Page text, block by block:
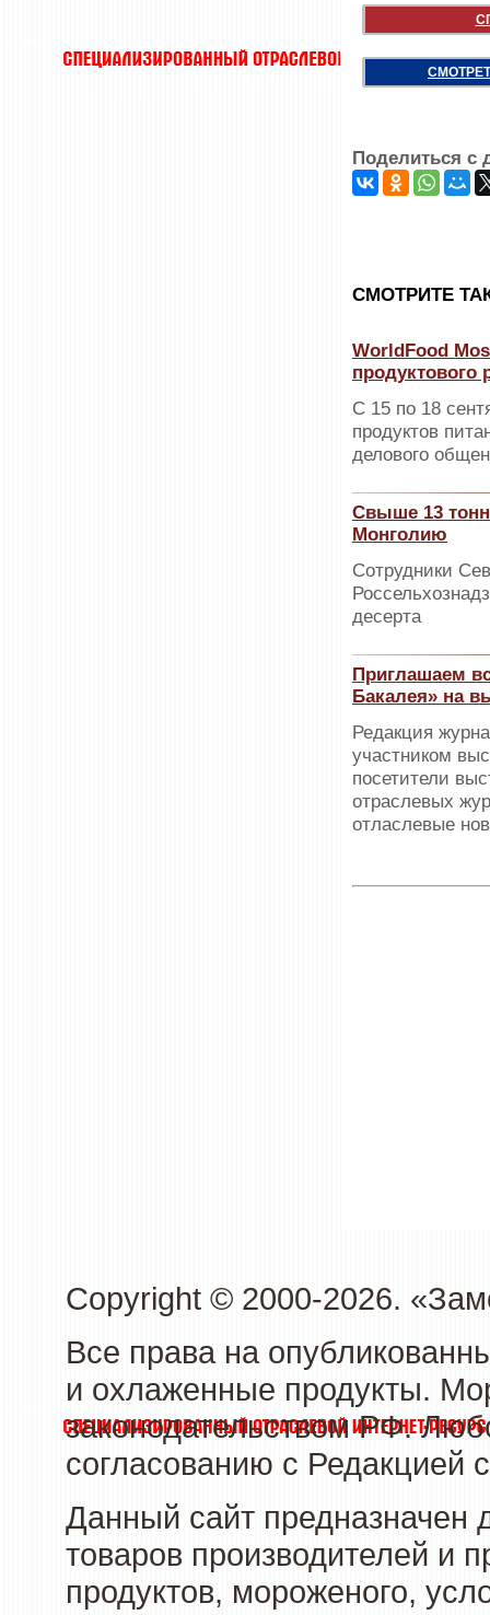
Поделиться с
CМОТРИТЕ
WorldFood
продуктового
С 15 по 18
продуктов
делового
Свыше 13 тонн
Монголию
Сотрудники
десерта
Приглашаем
Бакалея» на
Редакция
участником
посетители
отраслевых
отласлевые
Copyright © 2000-2026.
Все права на
и охлаженные продукты.
законодательством РФ.
согласованию с Редакцией
Данный сайт предназначен
товаров производителей и
продуктов, мороженого,